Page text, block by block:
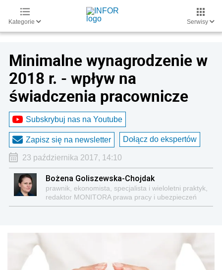
Kategorie Serwisy
Minimalne wynagrodzenie w
2018 r. - wpływ na
świadczenia pracownicze
Subskrybuj nas na Youtube
Zapisz się na newsletter Dołącz do ekspertów
23 października 2017, 14:10
Bożena Goliszewska-Chojdak
prawnik, ekonomista, specjalista i wieloletni praktyk,
redaktor MONITORA prawa pracy i ubezpieczeń